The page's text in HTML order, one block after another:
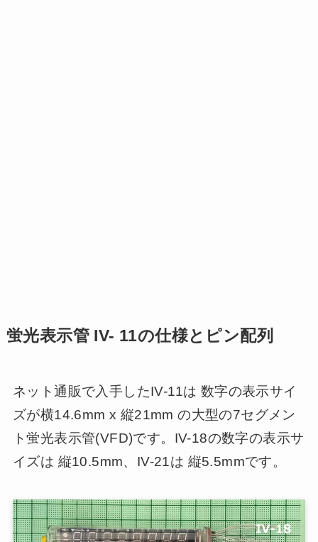
蛍光表示管 IV- 11の仕様とピン配列
ネット通販で入手したIV-11は 数字の表示サイ
ズが横14.6mm x 縦21mm の大型の7セグメン
ト蛍光表示管(VFD)です。IV-18の数字の表示サ
イズは 縦10.5mm、IV-21は 縦5.5mmです。